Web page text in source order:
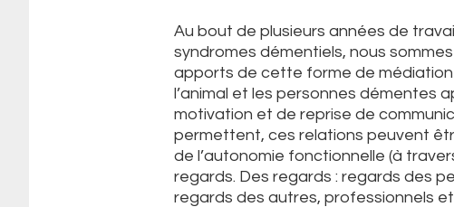
Au bout de plusieurs années de
syndromes démentiels, nous
apports de cette forme de
l’animal et les personnes démentes
motivation et de reprise de
permettent, ces relations peuvent
de l’autonomie fonctionnelle (à
regards. Des regards : regards des
regards des autres, professionnels